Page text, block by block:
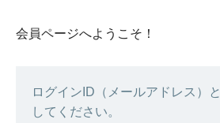
会員ページへようこそ！
ログインID（メールアドレス）
してください。